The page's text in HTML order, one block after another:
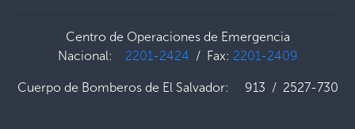
Centro de Operaciones de Emergencia
Nacional: 2201-2424 / Fax: 2201-2409
Cuerpo de Bomberos de El Salvador: 913 / 2527-730